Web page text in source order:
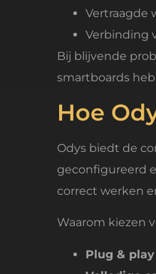
Vertraagde
Verbinding
Bij blijvende
smartboards
Hoe
Odys biedt de
geconfigureerd
correct werken
Waarom kiezen
Plug &